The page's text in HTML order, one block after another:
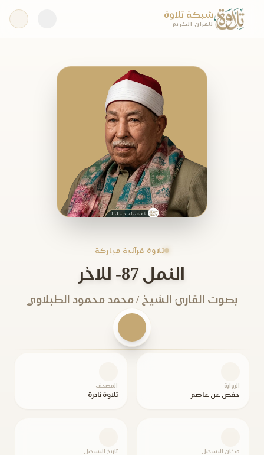
شبكة تلاوة
للقرآن الكريم
تلاوة قرآنية مباركة
النمل 87- للاخر
بصوت القارئ الشيخ / محمد محمود الطبلاوي
الرواية
حفص عن عاصم
المصحف
تلاوة نادرة
مكان التسجيل تاريخ التسجيل